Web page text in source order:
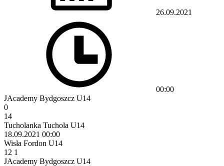
26.09.2021
00:00
JAcademy Bydgoszcz U14
0
14
Tucholanka Tuchola U14
18.09.2021 00:00
Wisła Fordon U14
12 1
JAcademy Bydgoszcz U14